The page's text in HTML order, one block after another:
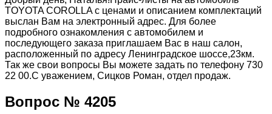
TOYOTA COROLLA с ценами и описанием комплектаций
выслан Вам на электронный адрес. Для более
подробного ознакомления с автомобилем и
последующего заказа приглашаем Вас в наш салон,
расположенный по адресу Ленинградское шоссе,23км.
Так же свои вопросы Вы можете задать по телефону 730
22 00.С уважением, Сицков Роман, отдел продаж.
Вопрос № 4205